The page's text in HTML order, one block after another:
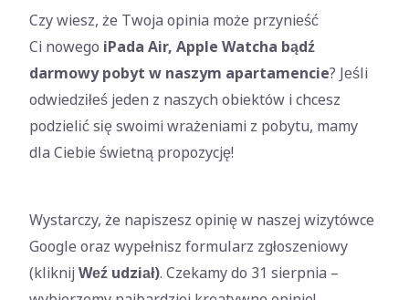
Czy wiesz, że Twoja opinia może przynieść
Ci nowego iPada Air, Apple Watcha bądź
darmowy pobyt w naszym apartamencie? Jeśli
odwiedziłeś jeden z naszych obiektów i chcesz
podzielić się swoimi wrażeniami z pobytu, mamy
dla Ciebie świetną propozycję!
Wystarczy, że napiszesz opinię w naszej wizytówce
Google oraz wypełnisz formularz zgłoszeniowy
(kliknijWeź udział). Czekamy do 31 sierpnia –